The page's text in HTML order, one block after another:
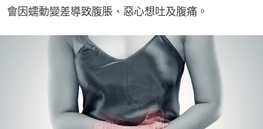
會因蠕動變差導致腹脹、惡心想吐及腹痛。